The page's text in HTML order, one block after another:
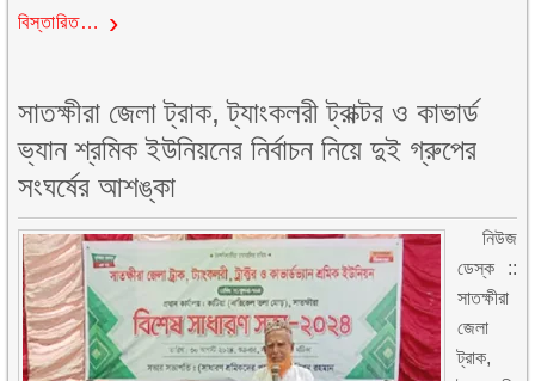
বিস্তারিত…
সাতক্ষীরা জেলা ট্রাক, ট্যাংকলরী ট্রাক্টর ও কাভার্ড
ভ্যান শ্রমিক ইউনিয়নের নির্বাচন নিয়ে দুই গ্রুপের
সংঘর্ষের আশঙ্কা
নিউজ
ডেস্ক ::
সাতক্ষীরা
জেলা
ট্রাক,